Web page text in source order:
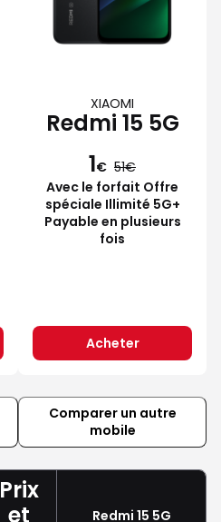
XIAOMI
Redmi 15 5G
1€ 51
Avec le forfait Offre
spéciale Illimité 5G+
Payable en plusieurs
fois
Acheter
Comparer un autre
mobile
Prix
et
Redmi 15 5G